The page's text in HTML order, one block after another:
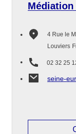
Médiation
4 Rue le
Louviers
02 32 25
seine-